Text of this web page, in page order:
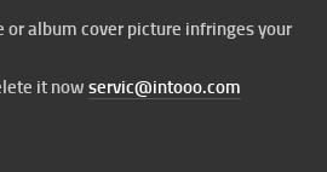
or album cover picture infringes your
it now servic@intooo.com